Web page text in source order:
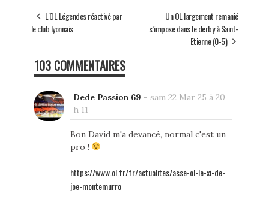
L'OL Légendes réactivé par
le club lyonnais
Un OL largement remanié
s’impose dans le derby à Saint-
Etienne (0-5)
103 COMMENTAIRES
Dede Passion 69 - sam 22 Mar 25 à 20
h 11
Bon David m'a devancé, normal c'est un
pro !
https://www.ol.fr/fr/actualites/asse-ol-le-xi-de-
joe-montemurro